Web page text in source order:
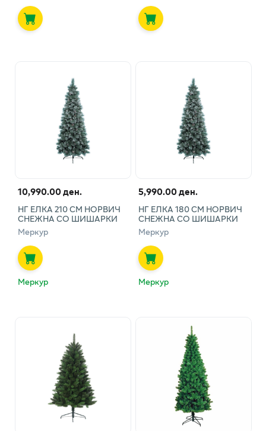
10,990.00 ден.
НГ ЕЛКА 210 СМ НОРВИЧ
СНЕЖНА СО ШИШАРКИ
Меркур
Меркур
5,990.00 ден.
НГ ЕЛКА 180 СМ НОРВИЧ
СНЕЖНА СО ШИШАРКИ
Меркур
Меркур